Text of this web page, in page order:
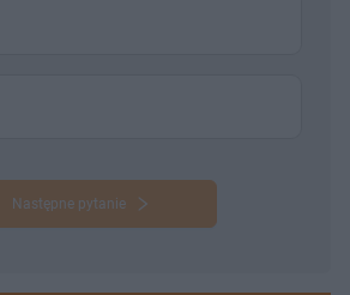
Następne pytanie